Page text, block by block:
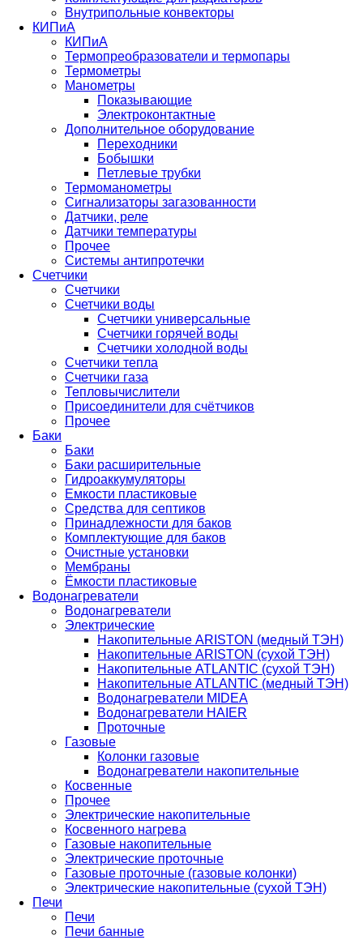
Внутрипольные конвекторы
КИПиА
КИПиА
Термопреобразователи и термопары
Термометры
Манометры
Показывающие
Электроконтактные
Дополнительное оборудование
Переходники
Бобышки
Петлевые трубки
Термоманометры
Сигнализаторы загазованности
Датчики, реле
Датчики температуры
Прочее
Системы антипротечки
Счетчики
Счетчики
Счетчики воды
Счетчики универсальные
Счетчики горячей воды
Счетчики холодной воды
Счетчики тепла
Счетчики газа
Тепловычислители
Присоединители для счётчиков
Прочее
Баки
Баки
Баки расширительные
Гидроаккумуляторы
Емкости пластиковые
Средства для септиков
Принадлежности для баков
Комплектующие для баков
Очистные установки
Мембраны
Ёмкости пластиковые
Водонагреватели
Водонагреватели
Электрические
Накопительные ARISTON (медный ТЭН)
Накопительные ARISTON (сухой ТЭН)
Накопительные ATLANTIC (сухой ТЭН)
Накопительные ATLANTIC (медный ТЭН)
Водонагреватели MIDEA
Водонагреватели HAIER
Проточные
Газовые
Колонки газовые
Водонагреватели накопительные
Косвенные
Прочее
Электрические накопительные
Косвенного нагрева
Газовые накопительные
Электрические проточные
Газовые проточные (газовые колонки)
Электрические накопительные (сухой ТЭН)
Печи
Печи
Печи банные